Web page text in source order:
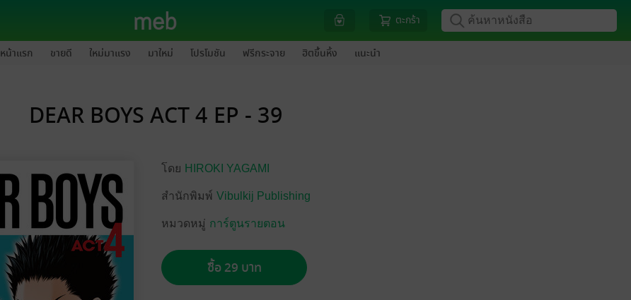
ตะกร้า
หน้าแรก ขายดี ใหม่มาแรง มาใหม่ โปรโมชัน ฟรีกระจาย ฮิตขึ้นหิ้ง แนะนำ
DEAR BOYS ACT 4 EP - 39
โดย HIROKI YAGAMI
สำนักพิมพ์ Vibulkij Publishing
หมวดหมู่ การ์ตูนรายตอน
ซื้อ 29 บาท